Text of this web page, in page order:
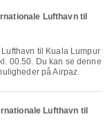
Lufthavn til
00.50. Du kan se denne
på Airpaz.
Lufthavn til